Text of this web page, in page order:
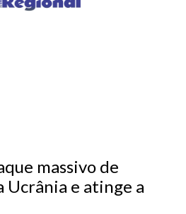
massivo de
Ucrânia e atinge a